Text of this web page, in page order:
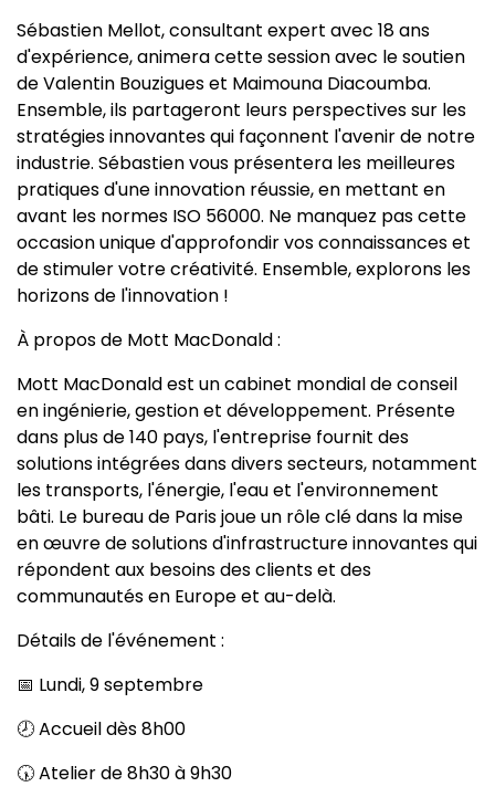
Sébastien Mellot, consultant expert avec 18 ans
d'expérience, animera cette session avec le soutien
de Valentin Bouzigues et Maimouna Diacoumba.
Ensemble, ils partageront leurs perspectives sur les
stratégies innovantes qui façonnent l'avenir de notre
industrie. Sébastien vous présentera les meilleures
pratiques d'une innovation réussie, en mettant en
avant les normes ISO 56000. Ne manquez pas cette
occasion unique d'approfondir vos connaissances et
de stimuler votre créativité. Ensemble, explorons les
horizons de l'innovation !
À propos de Mott MacDonald :
Mott MacDonald est un cabinet mondial de conseil
en ingénierie, gestion et développement. Présente
dans plus de 140 pays, l'entreprise fournit des
solutions intégrées dans divers secteurs, notamment
les transports, l'énergie, l'eau et l'environnement
bâti. Le bureau de Paris joue un rôle clé dans la mise
en œuvre de solutions d'infrastructure innovantes qui
répondent aux besoins des clients et des
communautés en Europe et au-delà.
Détails de l'événement :
📅 Lundi, 9 septembre
🕗 Accueil dès 8h00
🕠 Atelier de 8h30 à 9h30